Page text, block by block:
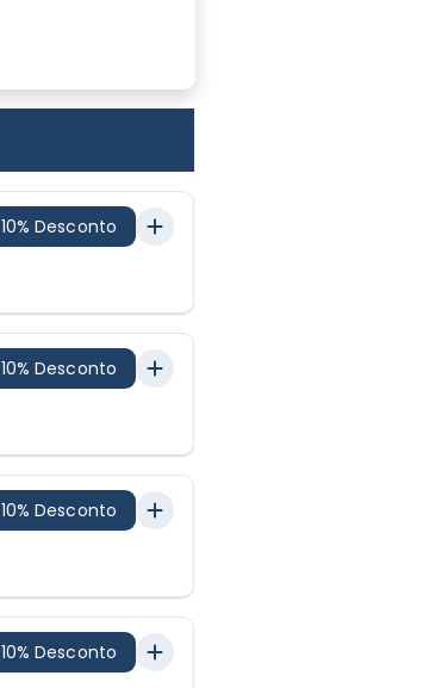
10% Desconto
10% Desconto
10% Desconto
10% Desconto